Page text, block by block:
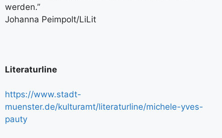
werden.”
Johanna Peimpolt/LiLit
Literaturline
https://www.stadt-
muenster.de/kulturamt/literaturline/michele-yves-
pauty